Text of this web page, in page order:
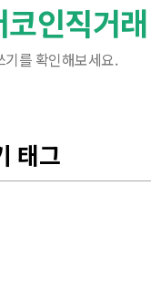
인직거래
를 확인해보세요.
태그